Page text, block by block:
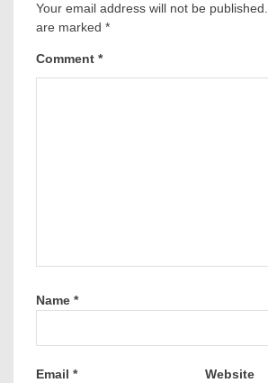
Your email address will not be published.
are marked *
Comment *
Name *
Email * Website